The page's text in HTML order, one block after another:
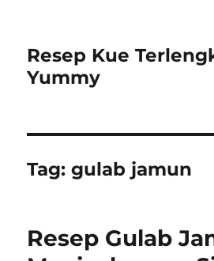
Resep Kue
Yummy
Tag:gulab jamun
Resep Gulab